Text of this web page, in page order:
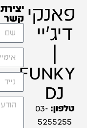
פאנקי
דיג'יי
|
FUNKY
DJ
טלפון: 03-
5255255
יצירת
קשר